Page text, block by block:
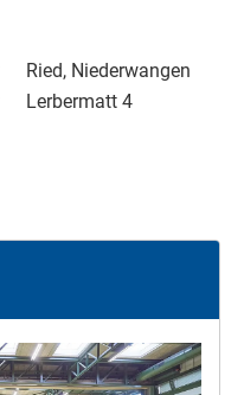
Ried, Niederwangen
Lerbermatt 4